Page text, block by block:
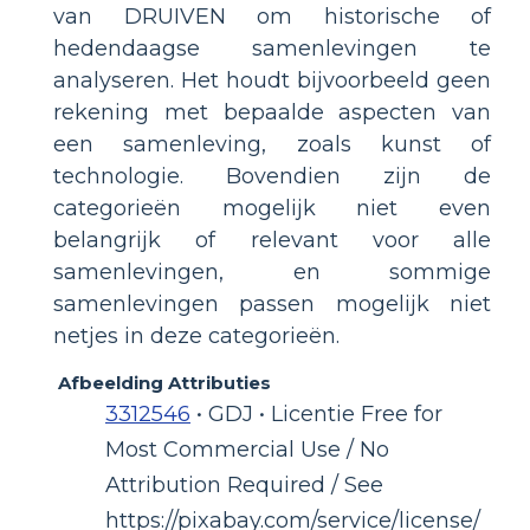
van DRUIVEN om historische of
hedendaagse samenlevingen te
analyseren. Het houdt bijvoorbeeld geen
rekening met bepaalde aspecten van
een samenleving, zoals kunst of
technologie. Bovendien zijn de
categorieën mogelijk niet even
belangrijk of relevant voor alle
samenlevingen, en sommige
samenlevingen passen mogelijk niet
netjes in deze categorieën.
Afbeelding Attributies
3312546 • GDJ • Licentie Free for
Most Commercial Use / No
Attribution Required / See
https://pixabay.com/service/license/